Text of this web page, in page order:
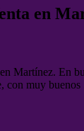
en
Martínez. En
con muy buenos